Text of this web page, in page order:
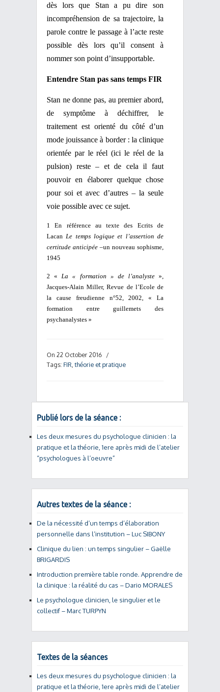
dès lors que Stan a pu dire son
incompréhension de sa trajectoire, la
parole contre le passage à l’acte reste
possible dès lors qu’il consent à
nommer son point d’insupportable.
Entendre Stan pas sans temps FIR
Stan ne donne pas, au premier abord,
de symptôme à déchiffrer, le
traitement est orienté du côté d’un
mode jouissance à border : la clinique
orientée par le réel (ici le réel de la
pulsion) reste – et de cela il faut
pouvoir en élaborer quelque chose
pour soi et avec d’autres – la seule
voie possible avec ce sujet.
1 En référence au texte des Ecrits de
LacanLe temps logique et l’assertion de
certitude anticipée –un nouveau sophisme,
1945
2 «La « formation » de l’analyste»,
Jacques-Alain Miller, Revue de l’Ecole de
la cause freudienne n°52, 2002, « La
formation entre guillemets des
psychanalystes »
On 22 October 2016
/
Tags: FIR théorie et pratique
Publié lors de la séance :
Les deux mesures du psychologue clinicien : la
pratique et la théorie, 1ere après midi de l’atelier
“psychologues à l’oeuvre”
Autres textes de la séance :
De la nécessité d’un temps d’élaboration
personnelle dans l’institution – Luc SIBONY
Clinique du lien : un temps singulier – Gaëlle
BRIGARDIS
Introduction première table ronde. Apprendre de
la clinique : la réalité du cas – Dario MORALES
Le psychologue clinicien, le singulier et le
collectif – Marc TURPYN
Textes de la séances
Les deux mesures du psychologue clinicien : la
pratique et la théorie, 1ere après midi de l’atelier